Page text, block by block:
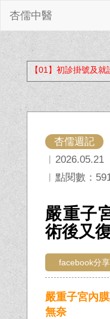
杏儒中醫
【01】初診掛號及就
杏儒週記
︱2026.05.21
︱點閱數：
嚴重子
術後又
facebook分享
嚴重子宮內
無奈